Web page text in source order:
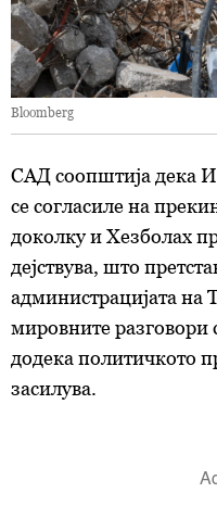
Bloomberg
САД соопштија дека
се согласиле на
доколку и Хезболах
дејствува, што
администрацијата на
мировните разговори
додека политичкото
засилува.